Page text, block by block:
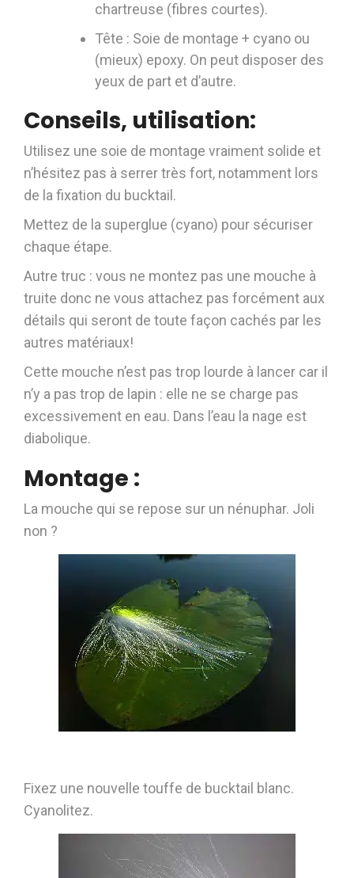
chartreuse (fibres courtes).
Tête : Soie de montage + cyano ou
(mieux) epoxy. On peut disposer des
yeux de part et d’autre.
Conseils, utilisation:
Utilisez une soie de montage vraiment solide et
n’hésitez pas à serrer très fort, notamment lors
de la fixation du bucktail.
Mettez de la superglue (cyano) pour sécuriser
chaque étape.
Autre truc : vous ne montez pas une mouche à
truite donc ne vous attachez pas forcément aux
détails qui seront de toute façon cachés par les
autres matériaux!
Cette mouche n’est pas trop lourde à lancer car il
n’y a pas trop de lapin : elle ne se charge pas
excessivement en eau. Dans l’eau la nage est
diabolique.
Montage :
La mouche qui se repose sur un nénuphar. Joli
non ?
Fixez une nouvelle touffe de bucktail blanc.
Cyanolitez.